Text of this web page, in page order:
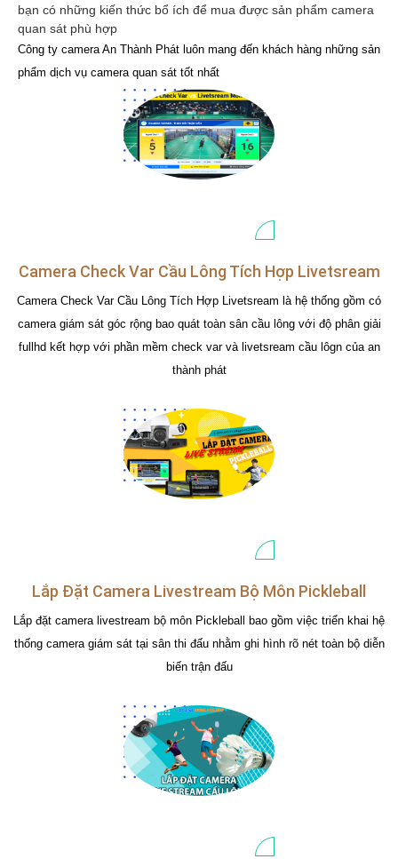
bạn có những kiến thức bổ ích để mua được sản phẩm camera
quan sát phù hợp
Công ty camera An Thành Phát luôn mang đến khách hàng những sản
phẩm dịch vụ camera quan sát tốt nhất
Camera Check Var Cầu Lông Tích Hợp Livetsream
Camera Check Var Cầu Lông Tích Hợp Livetsream là hệ thống gồm có
camera giám sát góc rộng bao quát toàn sân cầu lông với độ phân giải
fullhd kết hợp với phần mềm check var và livetsream cầu lôgn của an
thành phát
Lắp Đặt Camera Livestream Bộ Môn Pickleball
Lắp đặt camera livestream bộ môn Pickleball bao gồm việc triển khai hệ
thống camera giám sát tại sân thi đấu nhằm ghi hình rõ nét toàn bộ diễn
biến trận đấu